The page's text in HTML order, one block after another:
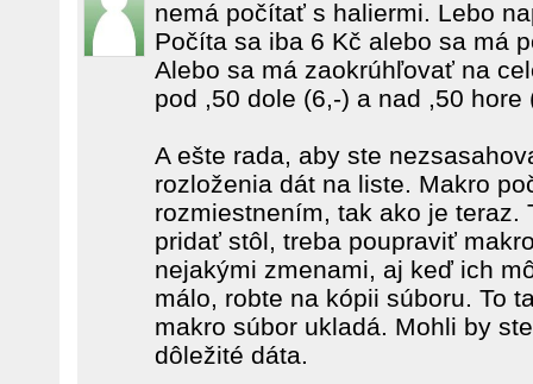
nemá počítať s haliermi. Lebo
Počíta sa iba 6 Kč alebo sa má
Alebo sa má zaokrúhľovať na
pod ,50 dole (6,-) a nad ,50 hore
A ešte rada, aby ste
rozloženia dát na liste. Makro
rozmiestnením, tak ako je teraz.
pridať stôl, treba poupraviť
nejakými zmenami, aj keď ich
málo, robte na kópii súboru. To
makro súbor ukladá. Mohli by
dôležité dáta.